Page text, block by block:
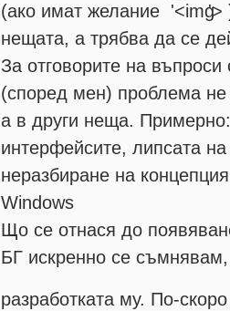
(ако имат желание '>
нещата, а трябва да се
За отговорите на
(според мен) проблема
а в други неща.
интерфейсите, липсата
неразбиране на
Windows
Що се отнася до
БГ искренно се
разработката му. По-